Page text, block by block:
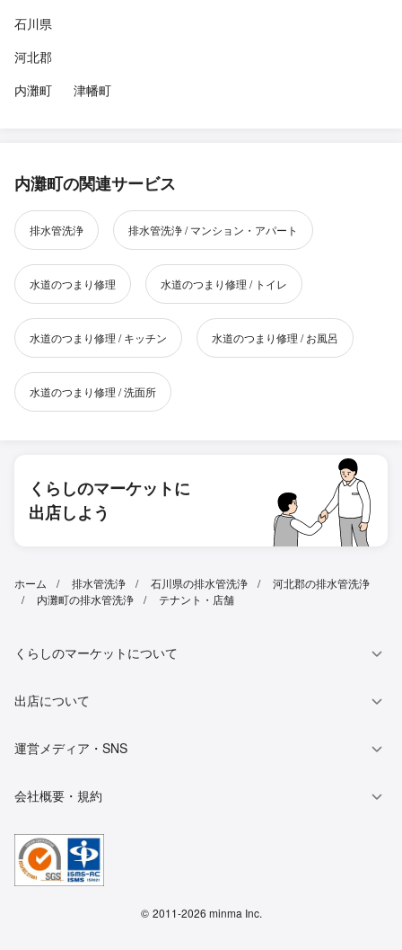
石川県
河北郡
内灘町
津幡町
内灘町の関連サービス
排水管洗浄 排水管洗浄 / マンション・アパート
水道のつまり修理 水道のつまり修理 / トイレ
水道のつまり修理 / キッチン 水道のつまり修理 / お風呂
水道のつまり修理 / 洗面所
くらしのマーケットに
出店しよう
ホーム 排水管洗浄 石川県の排水管洗浄
河北郡の排水管洗浄
内灘町の排水管洗浄
テナント・店舗
くらしのマーケットについて
出店について
運営メディア・SNS
会社概要・規約
© 2011-2026 minma Inc.